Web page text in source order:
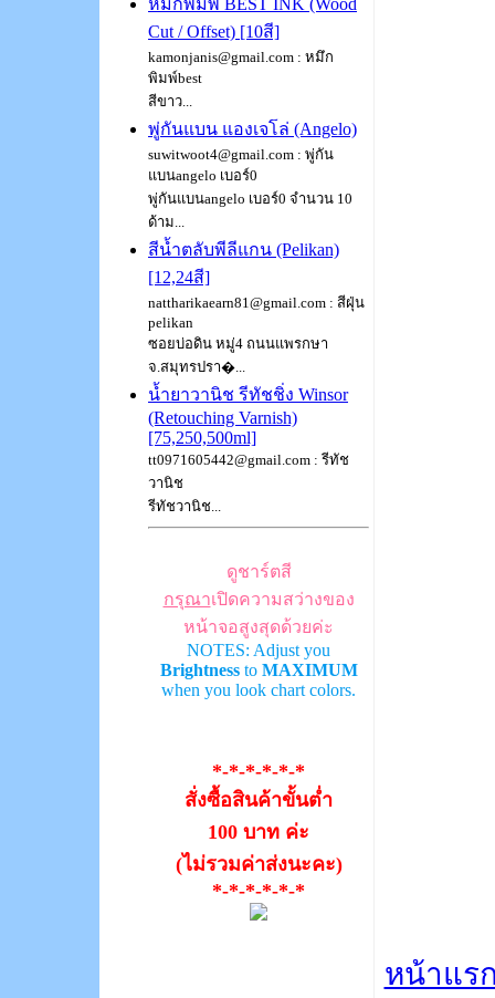
หมึกพิมพ์ BEST INK (Wood
Cut / Offset) [10สี]
kamonjanis@gmail.com : หมึก
พิมพ์best
สีขาว...
พู่กันแบน แองเจโล่ (Angelo)
suwitwoot4@gmail.com : พู่กัน
แบนangelo เบอร์0
พู่กันแบนangelo เบอร์0 จำนวน 10
ด้าม...
สีน้ำตลับพีลีแกน (Pelikan)
[12,24สี]
nattharikaearn81@gmail.com : สีฝุ่น
pelikan
ซอยบ่อดิน หมู่4 ถนนแพรกษา
จ.สมุทรปรา�...
น้ำยาวานิช รีทัชชิ่ง Winsor
(Retouching Varnish)
[75,250,500ml]
tt0971605442@gmail.com : รีทัช
วานิช
รีทัชวานิช...
ดูชาร์ตสี
กรุณาเปิดความสว่างของ
หน้าจอสูงสุดด้วยค่ะ
NOTES: Adjust you
Brightnessto MAXIMUM
when you look chart colors.
*-*-*-*-*-*
สั่งซื้อสินค้าขั้นต่ำ
100 บาท ค่ะ
(ไม่รวมค่าส่งนะคะ)
*-*-*-*-*-*
หน้าแร